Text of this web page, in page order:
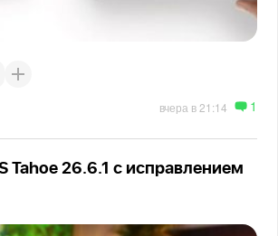
вчера в 21:14 1
Tahoe 26.6.1 с исправлением